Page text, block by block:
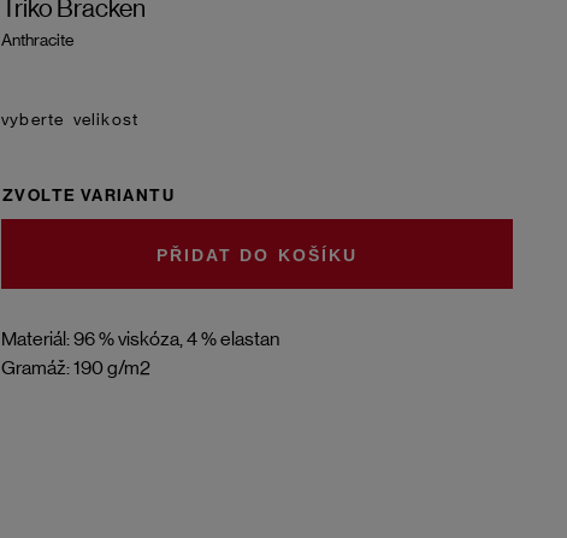
Triko Bracken
Anthracite
Materiál: 96 % viskóza, 4 % elastan
Gramáž: 190 g/m2
velikost
ZVOLTE VARIANTU
DO KOŠÍKU